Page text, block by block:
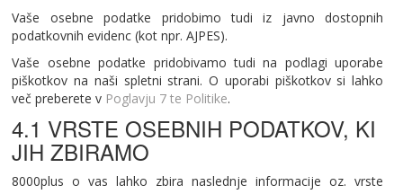
Vaše osebne podatke pridobimo tudi iz javno dostopnih
podatkovnih evidenc (kot npr. AJPES).
Vaše osebne podatke pridobivamo tudi na podlagi uporabe
piškotkov na naši spletni strani. O uporabi piškotkov si lahko
več preberete v Poglavju 7 te Politike.
4.1 VRSTE OSEBNIH PODATKOV, KI
JIH ZBIRAMO
8000plus o vas lahko zbira naslednje informacije oz. vrste